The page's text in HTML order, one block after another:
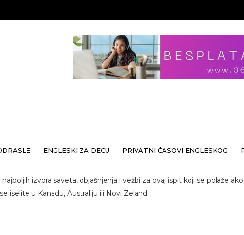
ENGLESKI ZA DECU PRIVATNI ČASOVI ENGLESKOG
izvora saveta, objašnjenja i vežbi za ovaj ispit koji se polaže ako
iselite u Kanadu, Australiju ili Novi Zeland: